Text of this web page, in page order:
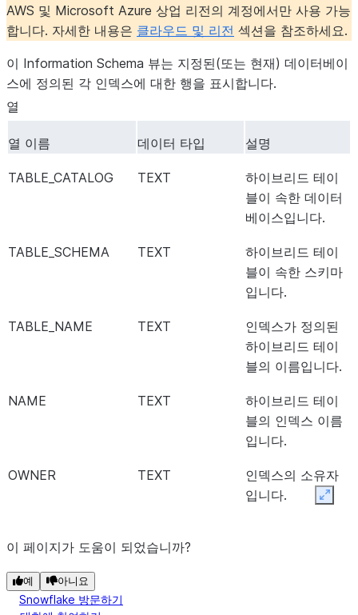
AWS 및 Microsoft Azure 상업 리전의 계정에서만 사용 가능
합니다. 자세한 내용은 클라우드 및 리전 섹션을 참조하세요.
이 Information Schema 뷰는 지정된(또는 현재) 데이터베이
스에 정의된 각 인덱스에 대한 행을 표시합니다.
열
열 이름 데이터 타입 설명
TABLE_CATALOG TEXT
하이브리드 테이
블이 속한 데이터
베이스입니다.
TABLE_SCHEMA TEXT
하이브리드 테이
블이 속한 스키마
입니다.
TABLE_NAME TEXT
인덱스가 정의된
하이브리드 테이
블의 이름입니다.
NAME TEXT
하이브리드 테이
블의 인덱스 이름
입니다.
OWNER TEXT
인덱스의 소유자
입니다.
이 페이지가 도움이 되었습니까?
예 아니요
Snowflake 방문하기